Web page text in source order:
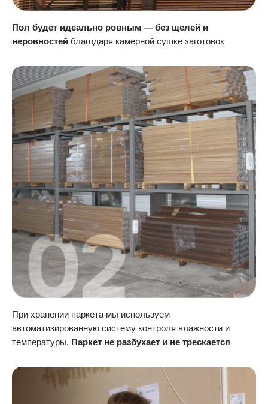
Пол будет идеально ровным — без щелей и
неровностей благодаря камерной сушке заготовок
При хранении паркета мы используем
автоматизированную систему контроля влажности и
температуры. Паркет не разбухает и не трескается